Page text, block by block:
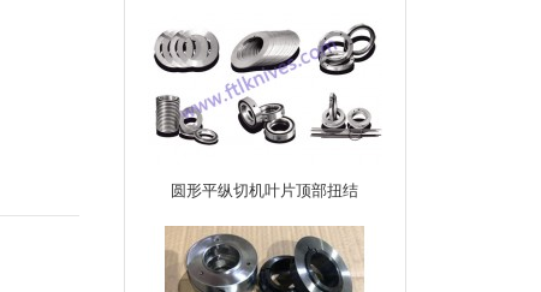
圆形平纵切机叶片顶部扭结